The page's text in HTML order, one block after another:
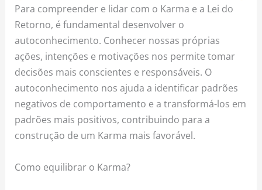
Para compreender e lidar com o Karma e a Lei do
Retorno, é fundamental desenvolver o
autoconhecimento. Conhecer nossas próprias
ações, intenções e motivações nos permite tomar
decisões mais conscientes e responsáveis. O
autoconhecimento nos ajuda a identificar padrões
negativos de comportamento e a transformá-los em
padrões mais positivos, contribuindo para a
construção de um Karma mais favorável.
Como equilibrar o Karma?